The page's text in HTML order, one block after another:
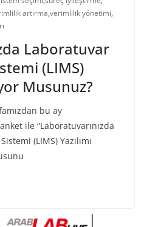
artırma,verimlilik yönetimi,
Laboratuvar
(LIMS)
Musunuz?
bu ay
ile “Laboratuvarınızda
(LIMS) Yazılımı